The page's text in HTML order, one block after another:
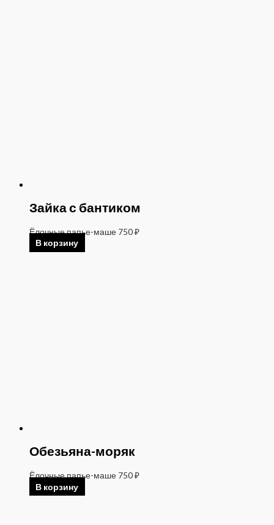
Зайка с бантиком
Ёлочные папье-маше 750₽
В корзину
Обезьяна-моряк
Ёлочные папье-маше 750₽
В корзину